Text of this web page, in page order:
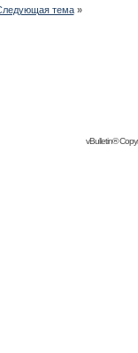
тема »
vBulletin®